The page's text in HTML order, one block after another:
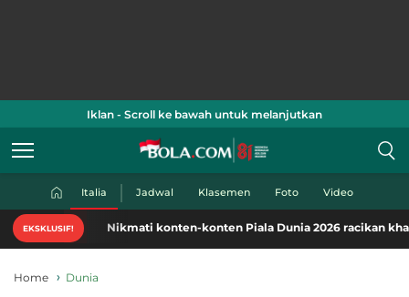
Iklan - Scroll ke bawah untuk melanjutkan
Italia Jadwal Klasemen Foto Video
EKSKLUSIF!Nikmati konten-konten Piala Dunia 2026 racikan khas
Home Dunia